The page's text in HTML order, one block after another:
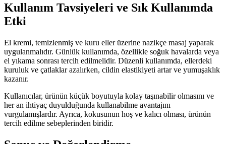
Kullanım Tavsiyeleri ve Sık Kullanımda
Etki
El kremi, temizlenmiş ve kuru eller üzerine nazikçe masaj yaparak
uygulanmalıdır. Günlük kullanımda, özellikle soğuk havalarda veya
el yıkama sonrası tercih edilmelidir. Düzenli kullanımda, ellerdeki
kuruluk ve çatlaklar azalırken, cildin elastikiyeti artar ve yumuşaklık
kazanır.
Kullanıcılar, ürünün küçük boyutuyla kolay taşınabilir olmasını ve
her an ihtiyaç duyulduğunda kullanabilme avantajını
vurgulamışlardır. Ayrıca, kokusunun hoş ve kalıcı olması, ürünün
tercih edilme sebeplerinden biridir.